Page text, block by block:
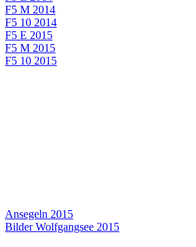
F5 M 2014
F5 10 2014
F5 E 2015
F5 M 2015
F5 10 2015
Ansegeln 2015
Bilder Wolfgangsee 2015